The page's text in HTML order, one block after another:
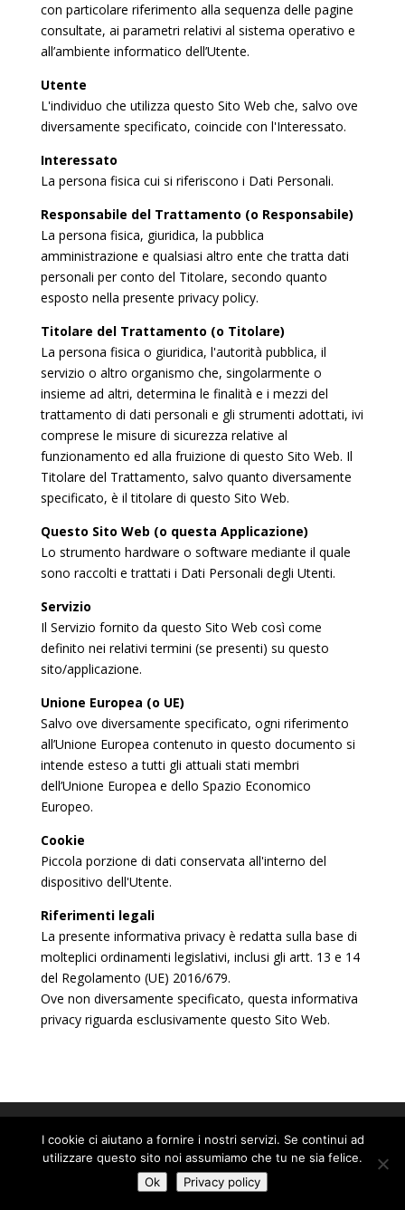
con particolare riferimento alla sequenza delle pagine
consultate, ai parametri relativi al sistema operativo e
all’ambiente informatico dell’Utente.
Utente
L'individuo che utilizza questo Sito Web che, salvo ove
diversamente specificato, coincide con l'Interessato.
Interessato
La persona fisica cui si riferiscono i Dati Personali.
Responsabile del Trattamento (o Responsabile)
La persona fisica, giuridica, la pubblica
amministrazione e qualsiasi altro ente che tratta dati
personali per conto del Titolare, secondo quanto
esposto nella presente privacy policy.
Titolare del Trattamento (o Titolare)
La persona fisica o giuridica, l'autorità pubblica, il
servizio o altro organismo che, singolarmente o
insieme ad altri, determina le finalità e i mezzi del
trattamento di dati personali e gli strumenti adottati, ivi
comprese le misure di sicurezza relative al
funzionamento ed alla fruizione di questo Sito Web. Il
Titolare del Trattamento, salvo quanto diversamente
specificato, è il titolare di questo Sito Web.
Questo Sito Web (o questa Applicazione)
Lo strumento hardware o software mediante il quale
sono raccolti e trattati i Dati Personali degli Utenti.
Servizio
Il Servizio fornito da questo Sito Web così come
definito nei relativi termini (se presenti) su questo
sito/applicazione.
Unione Europea (o UE)
Salvo ove diversamente specificato, ogni riferimento
all’Unione Europea contenuto in questo documento si
intende esteso a tutti gli attuali stati membri
dell’Unione Europea e dello Spazio Economico
Europeo.
Cookie
Piccola porzione di dati conservata all'interno del
dispositivo dell'Utente.
Riferimenti legali
La presente informativa privacy è redatta sulla base di
molteplici ordinamenti legislativi, inclusi gli artt. 13 e 14
del Regolamento (UE) 2016/679.
Ove non diversamente specificato, questa informativa
privacy riguarda esclusivamente questo Sito Web.
SEDE NEGOZIO
Frazione Taxel, 22
11020 Gressan (Aosta) – Italia
I cookie ci aiutano a fornire i nostri servizi. Se continui ad
utilizzare questo sito noi assumiamo che tu ne sia felice.
Ok
Privacy policy